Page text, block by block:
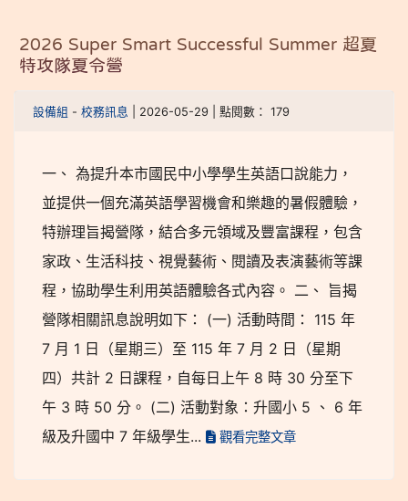
2026 Super Smart Successful Summer 超夏
特攻隊夏令營
設備組 - 校務訊息 | 2026-05-29 | 點閱數： 179
一、 為提升本市國民中小學學生英語口說能力，
並提供一個充滿英語學習機會和樂趣的暑假體驗，
特辦理旨揭營隊，結合多元領域及豐富課程，包含
家政、生活科技、視覺藝術、閱讀及表演藝術等課
程，協助學生利用英語體驗各式內容。 二、 旨揭
營隊相關訊息說明如下： (一) 活動時間： 115 年
7 月 1 日（星期三）至 115 年 7 月 2 日（星期
四）共計 2 日課程，自每日上午 8 時 30 分至下
午 3 時 50 分。 (二) 活動對象：升國小 5 、 6 年
級及升國中 7 年級學生...
觀看完整文章